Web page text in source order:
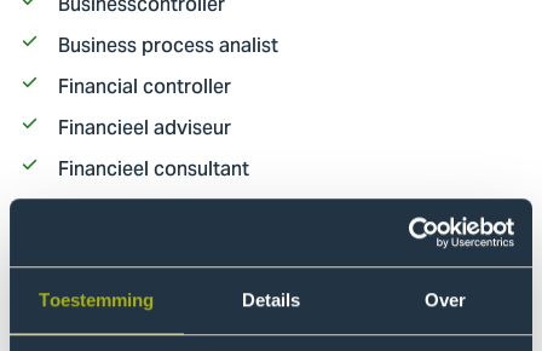
Toestemming Details Over
Business process analist
Financial controller
Financieel adviseur
Financieel consultant
Financieel analist
Compliance manager
Zelfstandig ondernemer